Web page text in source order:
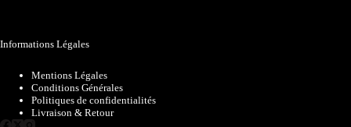
Informations Légales
Mentions Légales
Conditions Générales
Politiques de confidentialités
Livraison & Retour